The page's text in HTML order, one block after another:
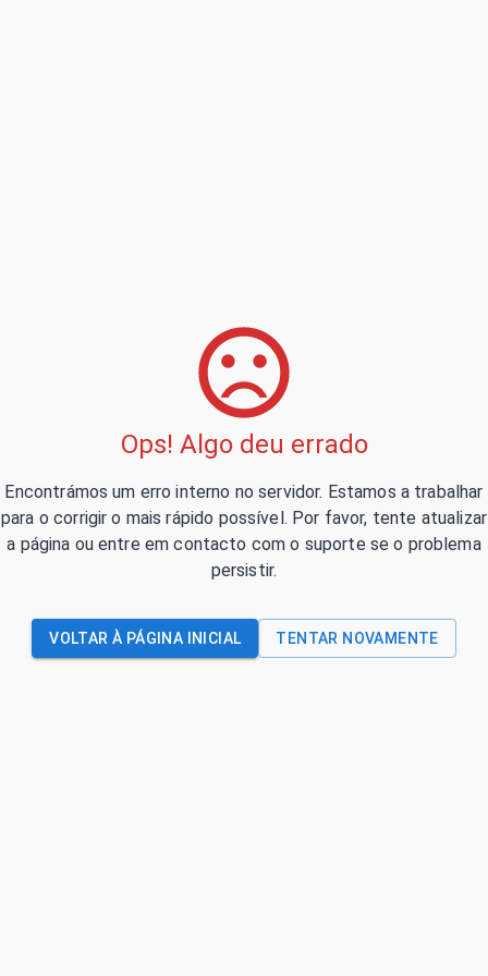
Ops! Algo deu errado
Encontrámos um erro interno no servidor. Estamos a trabalhar
para o corrigir o mais rápido possível. Por favor, tente atualizar
a página ou entre em contacto com o suporte se o problema
persistir.
VOLTAR À PÁGINA INICIAL TENTAR NOVAMENTE